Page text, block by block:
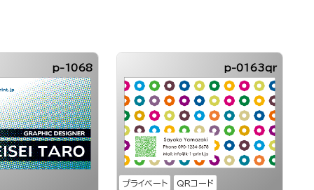
p-1068
プライベート QRコード
p-0163qr